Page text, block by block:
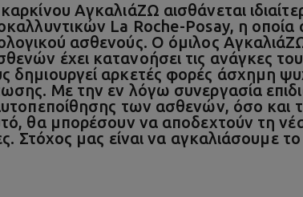
ΑγκαλιάΖΩ αισθάνεται
La Roche-Posay, η οποία
ασθενούς. Ο όμιλος
έχει κατανοήσει τις ανάγκες
αρκετές φορές άσχημη
Με την εν λόγω συνεργασία
των ασθενών, όσο και
θα μπορέσουν να αποδεχτούν τη
Στόχος μας είναι να